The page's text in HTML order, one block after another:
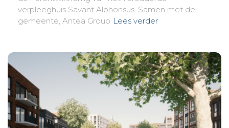
verpleeghuis Savant Alphonsus. Samen met de
gemeente, Antea Group Lees verder